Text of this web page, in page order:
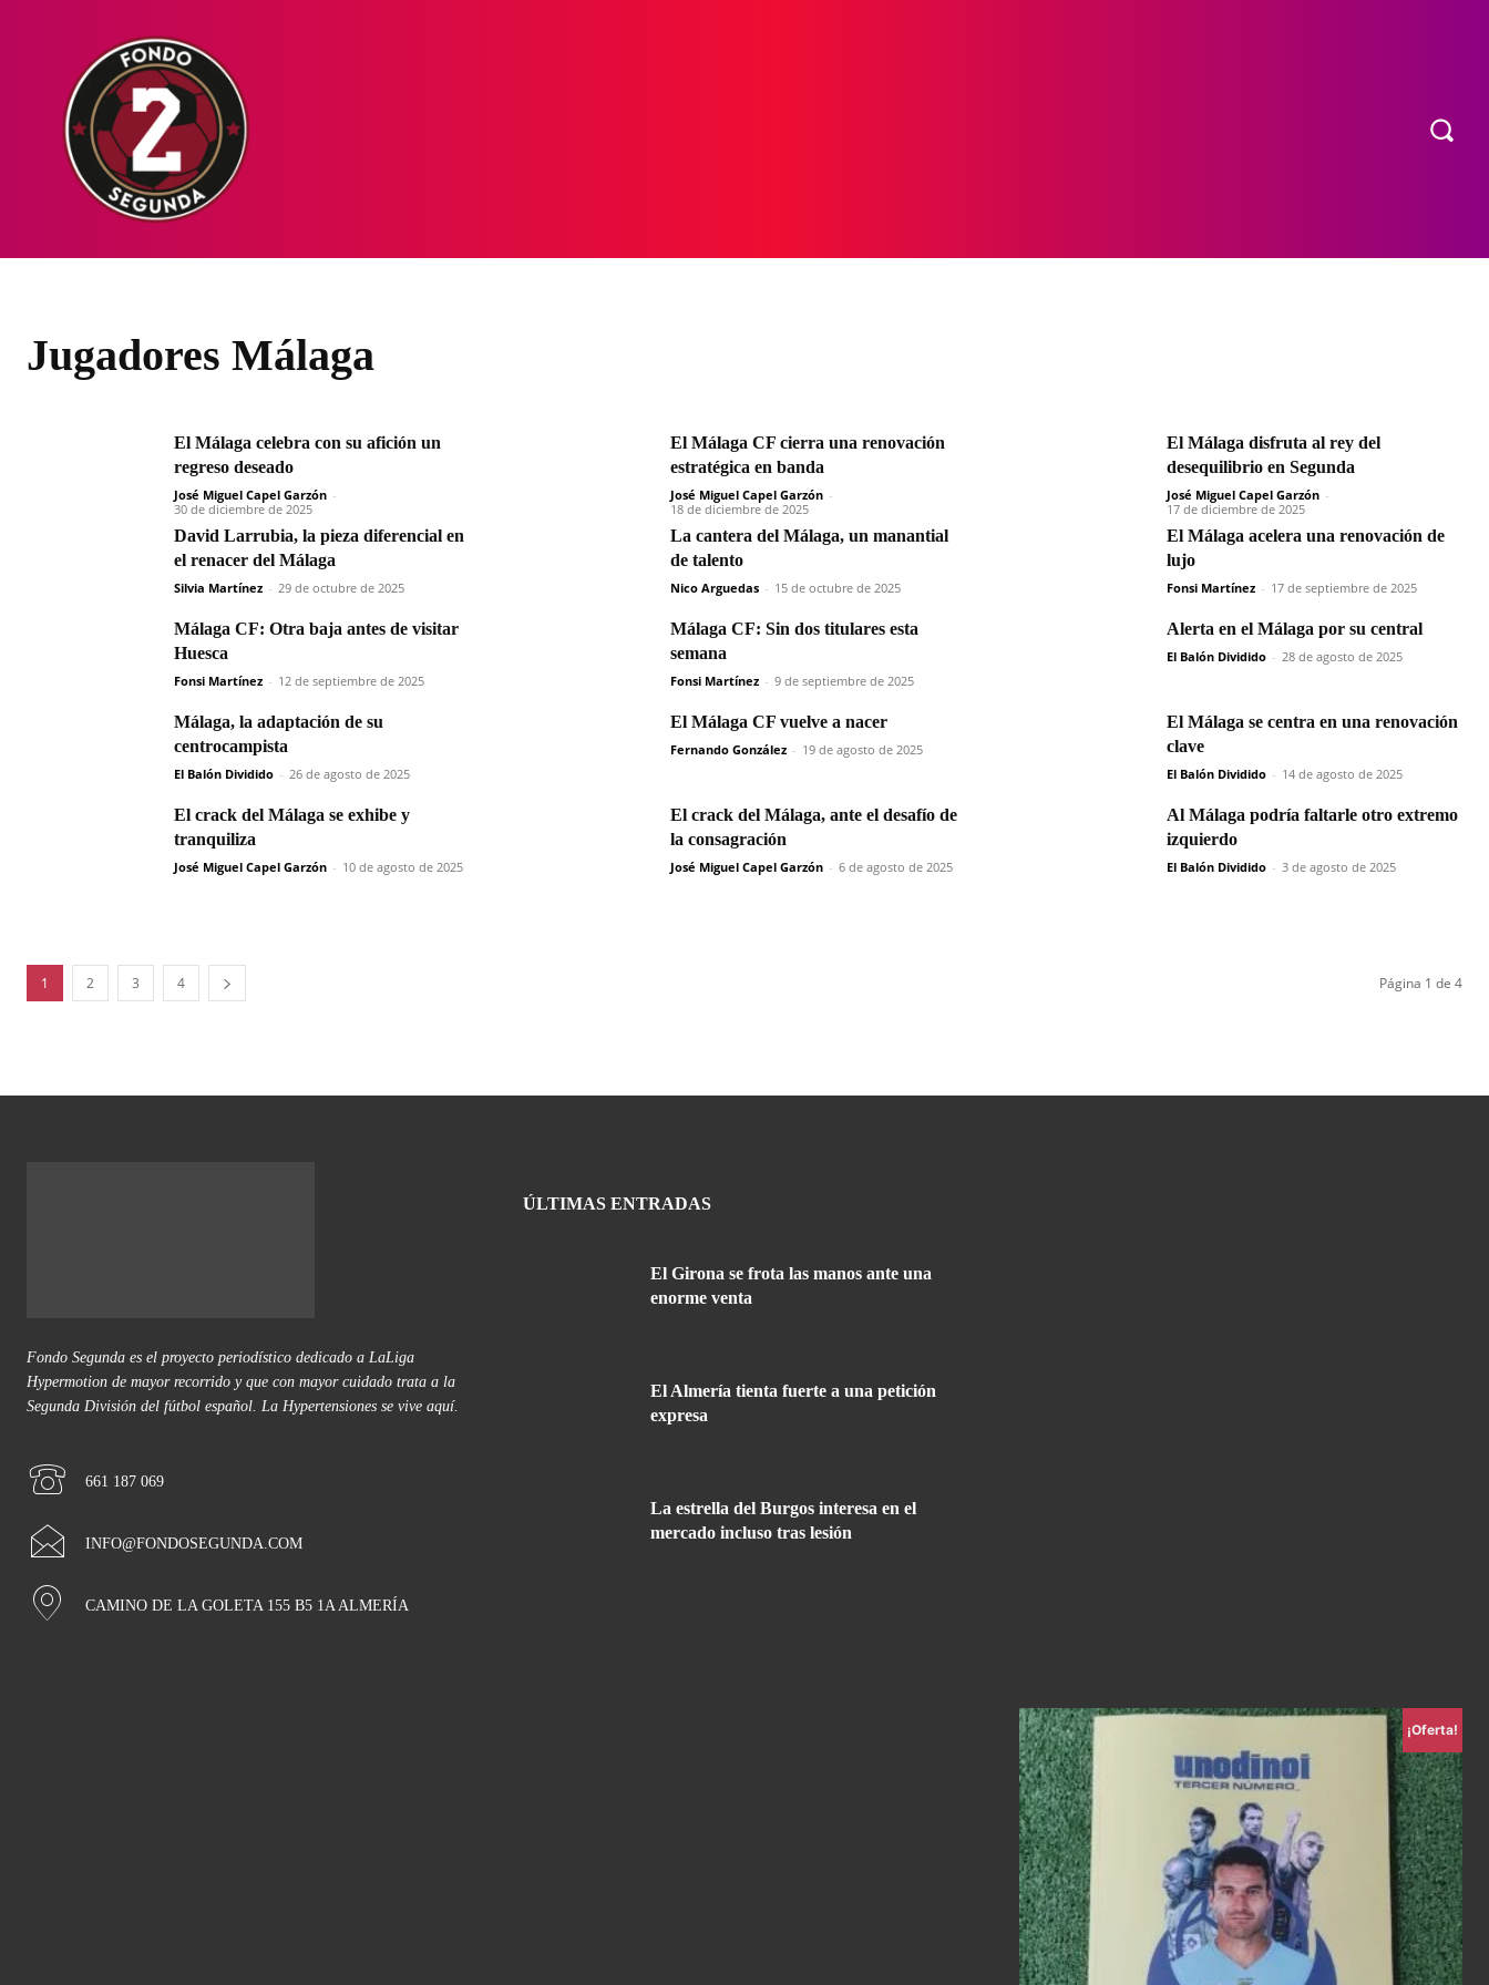
Jugadores Málaga
El Málaga celebra con su afición un
regreso deseado
José Miguel Capel Garzón -
30 de diciembre de 2025
El Málaga CF cierra una renovación
estratégica en banda
José Miguel Capel Garzón -
18 de diciembre de 2025
El Málaga disfruta al rey del
desequilibrio en Segunda
José Miguel Capel Garzón -
17 de diciembre de 2025
David Larrubia, la pieza diferencial en
el renacer del Málaga
Silvia Martínez - 29 de octubre de 2025
La cantera del Málaga, un manantial
de talento
Nico Arguedas - 15 de octubre de 2025
El Málaga acelera una renovación de
lujo
Fonsi Martínez - 17 de septiembre de 2025
Málaga CF: Otra baja antes de visitar
Huesca
Fonsi Martínez - 12 de septiembre de 2025
Málaga CF: Sin dos titulares esta
semana
Fonsi Martínez - 9 de septiembre de 2025
Alerta en el Málaga por su central
El Balón Dividido - 28 de agosto de 2025
Málaga, la adaptación de su
centrocampista
El Balón Dividido - 26 de agosto de 2025
El Málaga CF vuelve a nacer
Fernando González - 19 de agosto de 2025
El Málaga se centra en una renovación
clave
El Balón Dividido - 14 de agosto de 2025
El crack del Málaga se exhibe y
tranquiliza
José Miguel Capel Garzón - 10 de agosto de 2025
El crack del Málaga, ante el desafío de
la consagración
José Miguel Capel Garzón - 6 de agosto de 2025
Al Málaga podría faltarle otro extremo
izquierdo
El Balón Dividido - 3 de agosto de 2025
1 2 3 4 Página 1 de 4
Fondo Segunda es el proyecto periodístico dedicado a LaLiga
Hypermotion de mayor recorrido y que con mayor cuidado trata a la
Segunda División del fútbol español. La Hypertensiones se vive aquí.
661 187 069
INFO@FONDOSEGUNDA.COM
CAMINO DE LA GOLETA 155 B5 1A ALMERÍA
ÚLTIMAS ENTRADAS
El Girona se frota las manos ante una
enorme venta
El Almería tienta fuerte a una petición
expresa
La estrella del Burgos interesa en el
mercado incluso tras lesión
¡Oferta!